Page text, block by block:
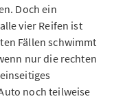
Doch ein
vier Reifen ist
Fällen schwimmt
nur die rechten
noch teilweise